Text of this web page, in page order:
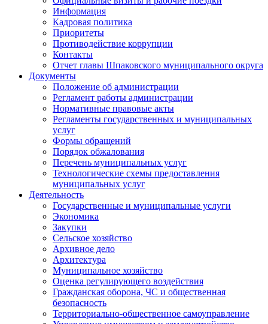
Информация
Кадровая политика
Приоритеты
Противодействие коррупции
Контакты
Отчет главы Шпаковского муниципального округа
Документы
Положение об администрации
Регламент работы администрации
Нормативные правовые акты
Регламенты государственных и муниципальных
услуг
Формы обращений
Порядок обжалования
Перечень муниципальных услуг
Технологические схемы предоставления
муниципальных услуг
Деятельность
Государственные и муниципальные услуги
Экономика
Закупки
Сельское хозяйство
Архивное дело
Архитектура
Муниципальное хозяйство
Оценка регулирующего воздействия
Гражданская оборона, ЧС и общественная
безопасность
Территориально-общественное самоуправление